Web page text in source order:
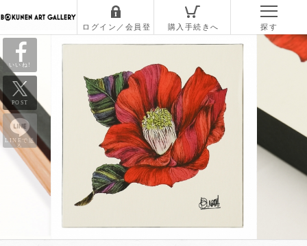
いいね!
POST
LINEで送
る